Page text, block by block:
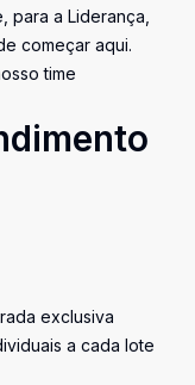
para a Liderança,
começar aqui.
time
exclusiva
a cada lote